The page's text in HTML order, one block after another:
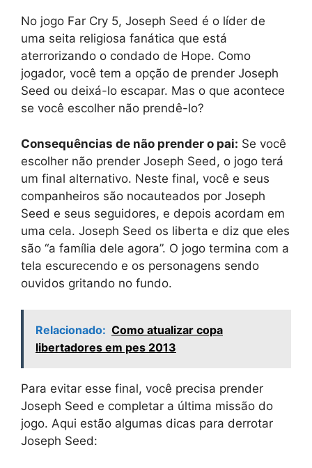
No jogo Far Cry 5, Joseph Seed é o líder de
uma seita religiosa fanática que está
aterrorizando o condado de Hope. Como
jogador, você tem a opção de prender Joseph
Seed ou deixá-lo escapar. Mas o que acontece
se você escolher não prendê-lo?
Consequências de não prender o pai: Se você
escolher não prender Joseph Seed, o jogo terá
um final alternativo. Neste final, você e seus
companheiros são nocauteados por Joseph
Seed e seus seguidores, e depois acordam em
uma cela. Joseph Seed os liberta e diz que eles
são “a família dele agora”. O jogo termina com a
tela escurecendo e os personagens sendo
ouvidos gritando no fundo.
Relacionado: Como atualizar copa
libertadores em pes 2013
Para evitar esse final, você precisa prender
Joseph Seed e completar a última missão do
jogo. Aqui estão algumas dicas para derrotar
Joseph Seed: